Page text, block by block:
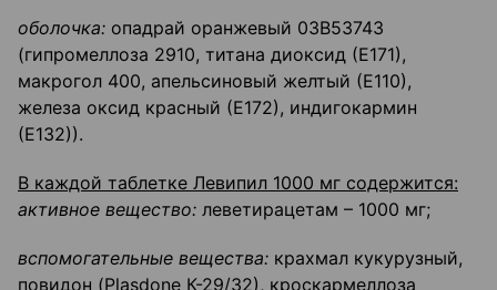
оболочка: опадрай оранжевый 03В53743
(гипромеллоза 2910, титана диоксид (Е171),
макрогол 400, апельсиновый желтый (Е110),
железа оксид красный (Е172), индигокармин
(Е132)).
В каждой таблетке Левипил 1000 мг содержится:
активное вещество: леветирацетам – 1000 мг;
вспомогательные вещества: крахмал кукурузный,
повидон (Plasdone К-29/32), кроскармеллоза